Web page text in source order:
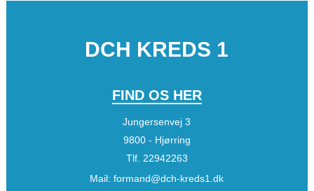
DCH KREDS 1
FIND OS HER
Jungersenvej 3
9800 - Hjørring
Tlf. 22942263
Mail:formand@dch-kreds1.dk